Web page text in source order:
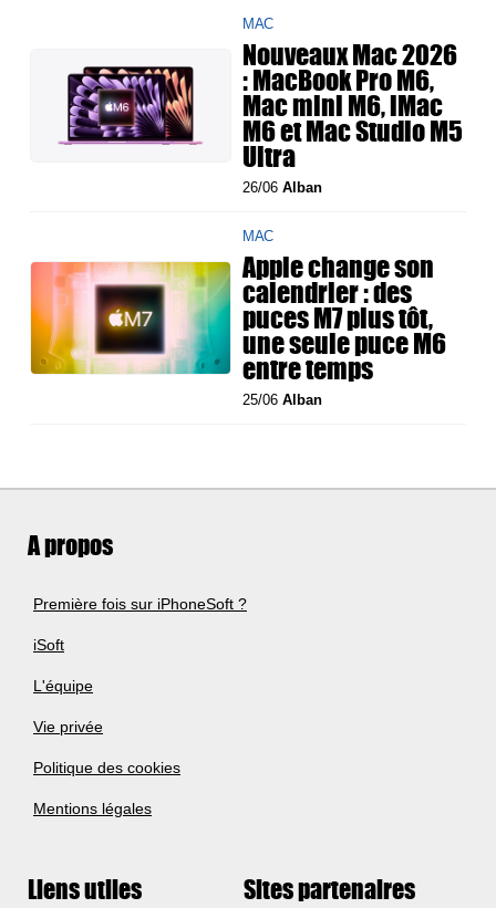
MAC
Nouveaux Mac 2026
: MacBook Pro M6,
Mac mini M6, iMac
M6 et Mac Studio M5
Ultra
26/06Alban
MAC
Apple change son
calendrier : des
puces M7 plus tôt,
une seule puce M6
entre temps
25/06Alban
A propos
Première fois sur iPhoneSoft ?
iSoft
L'équipe
Vie privée
Politique des cookies
Mentions légales
Liens utiles Sites partenaires